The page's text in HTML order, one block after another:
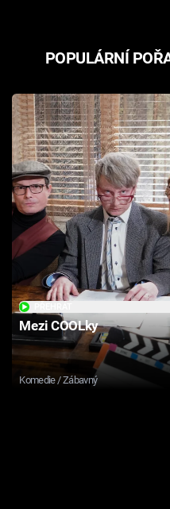
POPULÁRNÍ
Mezi COOLky
Komedie / Zábavný